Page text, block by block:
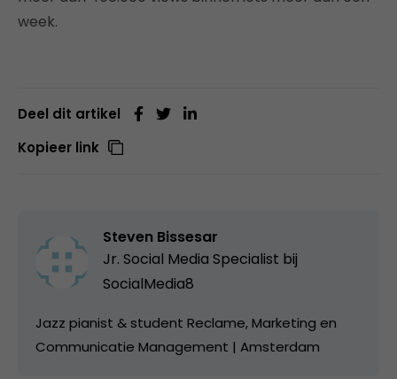
week.
Deel dit artikel
Kopieer link
Steven Bissesar
Jr. Social Media Specialist bij
SocialMedia8
Jazz pianist & student Reclame, Marketing en
Communicatie Management | Amsterdam